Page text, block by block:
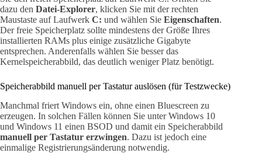
dazu den Datei-Explorer, klicken Sie mit der rechten
Maustaste auf Laufwerk C: und wählen Sie Eigenschaften.
Der freie Speicherplatz sollte mindestens der Größe Ihres
installierten RAMs plus einige zusätzliche Gigabyte
entsprechen. Anderenfalls wählen Sie besser das
Kernelspeicherabbild, das deutlich weniger Platz benötigt.
Speicherabbild manuell per Tastatur auslösen (für Testzwecke)
Manchmal friert Windows ein, ohne einen Bluescreen zu
erzeugen. In solchen Fällen können Sie unter Windows 10
und Windows 11 einen BSOD und damit ein Speicherabbild
manuell per Tastatur erzwingen. Dazu ist jedoch eine
einmalige Registrierungsänderung notwendig.